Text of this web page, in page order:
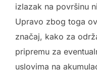
izlazak na površinu
Upravo zbog toga
značaj, kako za
pripremu za
uslovima na